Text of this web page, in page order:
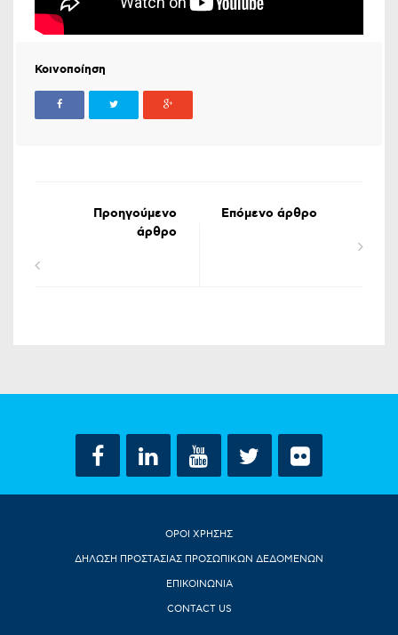
Κοινοποίηση
Προηγούμενο
άρθρο
Επόμενο άρθρο
ΟΡΟΙ ΧΡΗΣΗΣ
ΔΗΛΩΣΗ ΠΡΟΣΤΑΣΙΑΣ ΠΡΟΣΩΠΙΚΩΝ ΔΕΔΟΜΕΝΩΝ
ΕΠΙΚΟΙΝΩΝΙΑ
CONTACT US